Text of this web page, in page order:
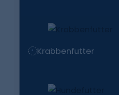
Krabbenfutter